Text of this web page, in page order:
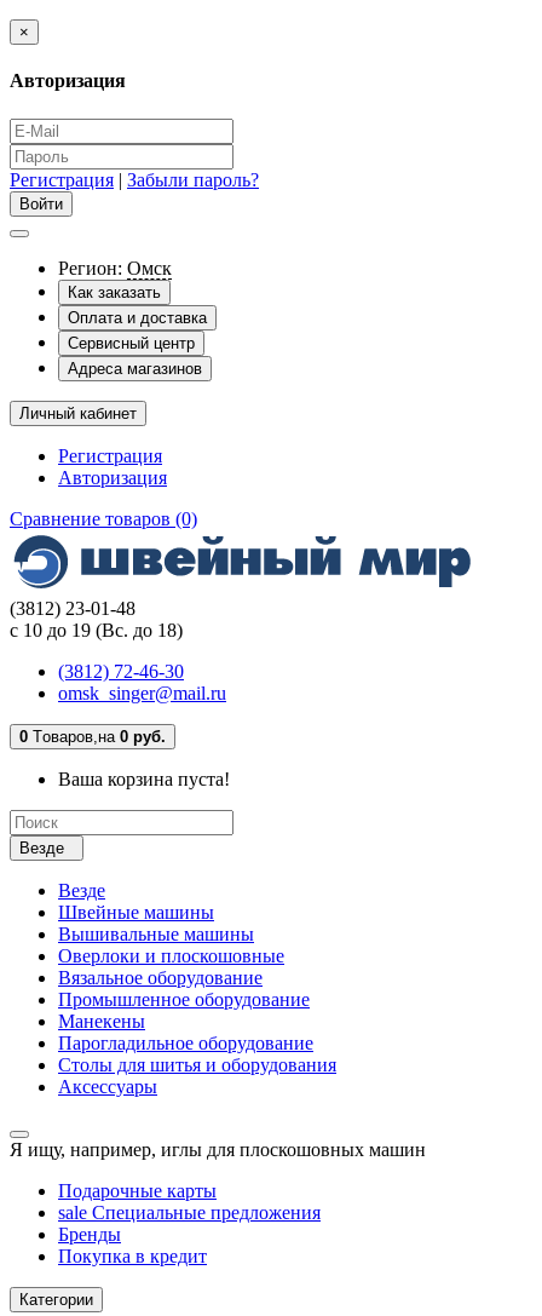
×
Авторизация
Регистрация | Забыли пароль?
Регион: Омск
Как заказать
Оплата и доставка
Сервисный центр
Адреса магазинов
Личный кабинет
Регистрация
Авторизация
Сравнение товаров (0)
(3812) 23-01-48
с 10 до 19 (Вс. до 18)
(3812) 72-46-30
omsk_singer@mail.ru
0 Tоваров,на 0 руб.
Ваша корзина пуста!
Везде
Везде
Швейные машины
Вышивальные машины
Оверлоки и плоскошовные
Вязальное оборудование
Промышленное оборудование
Манекены
Парогладильное оборудование
Столы для шитья и оборудования
Аксессуары
Я ищу, например, иглы для плоскошовных машин
Подарочные карты
sale Специальные предложения
Бренды
Покупка в кредит
Категории